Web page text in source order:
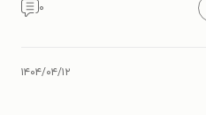
۰
۱۴۰۴/۰۴/۱۲